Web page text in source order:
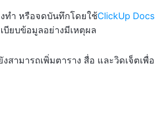
งทำ หรือจดบันทึกโดยใช้ClickUp Docs
บียบข้อมูลอย่างมีเหตุผล
ามารถเพิ่มตาราง สื่อ และวิดเจ็ตเพื่อ